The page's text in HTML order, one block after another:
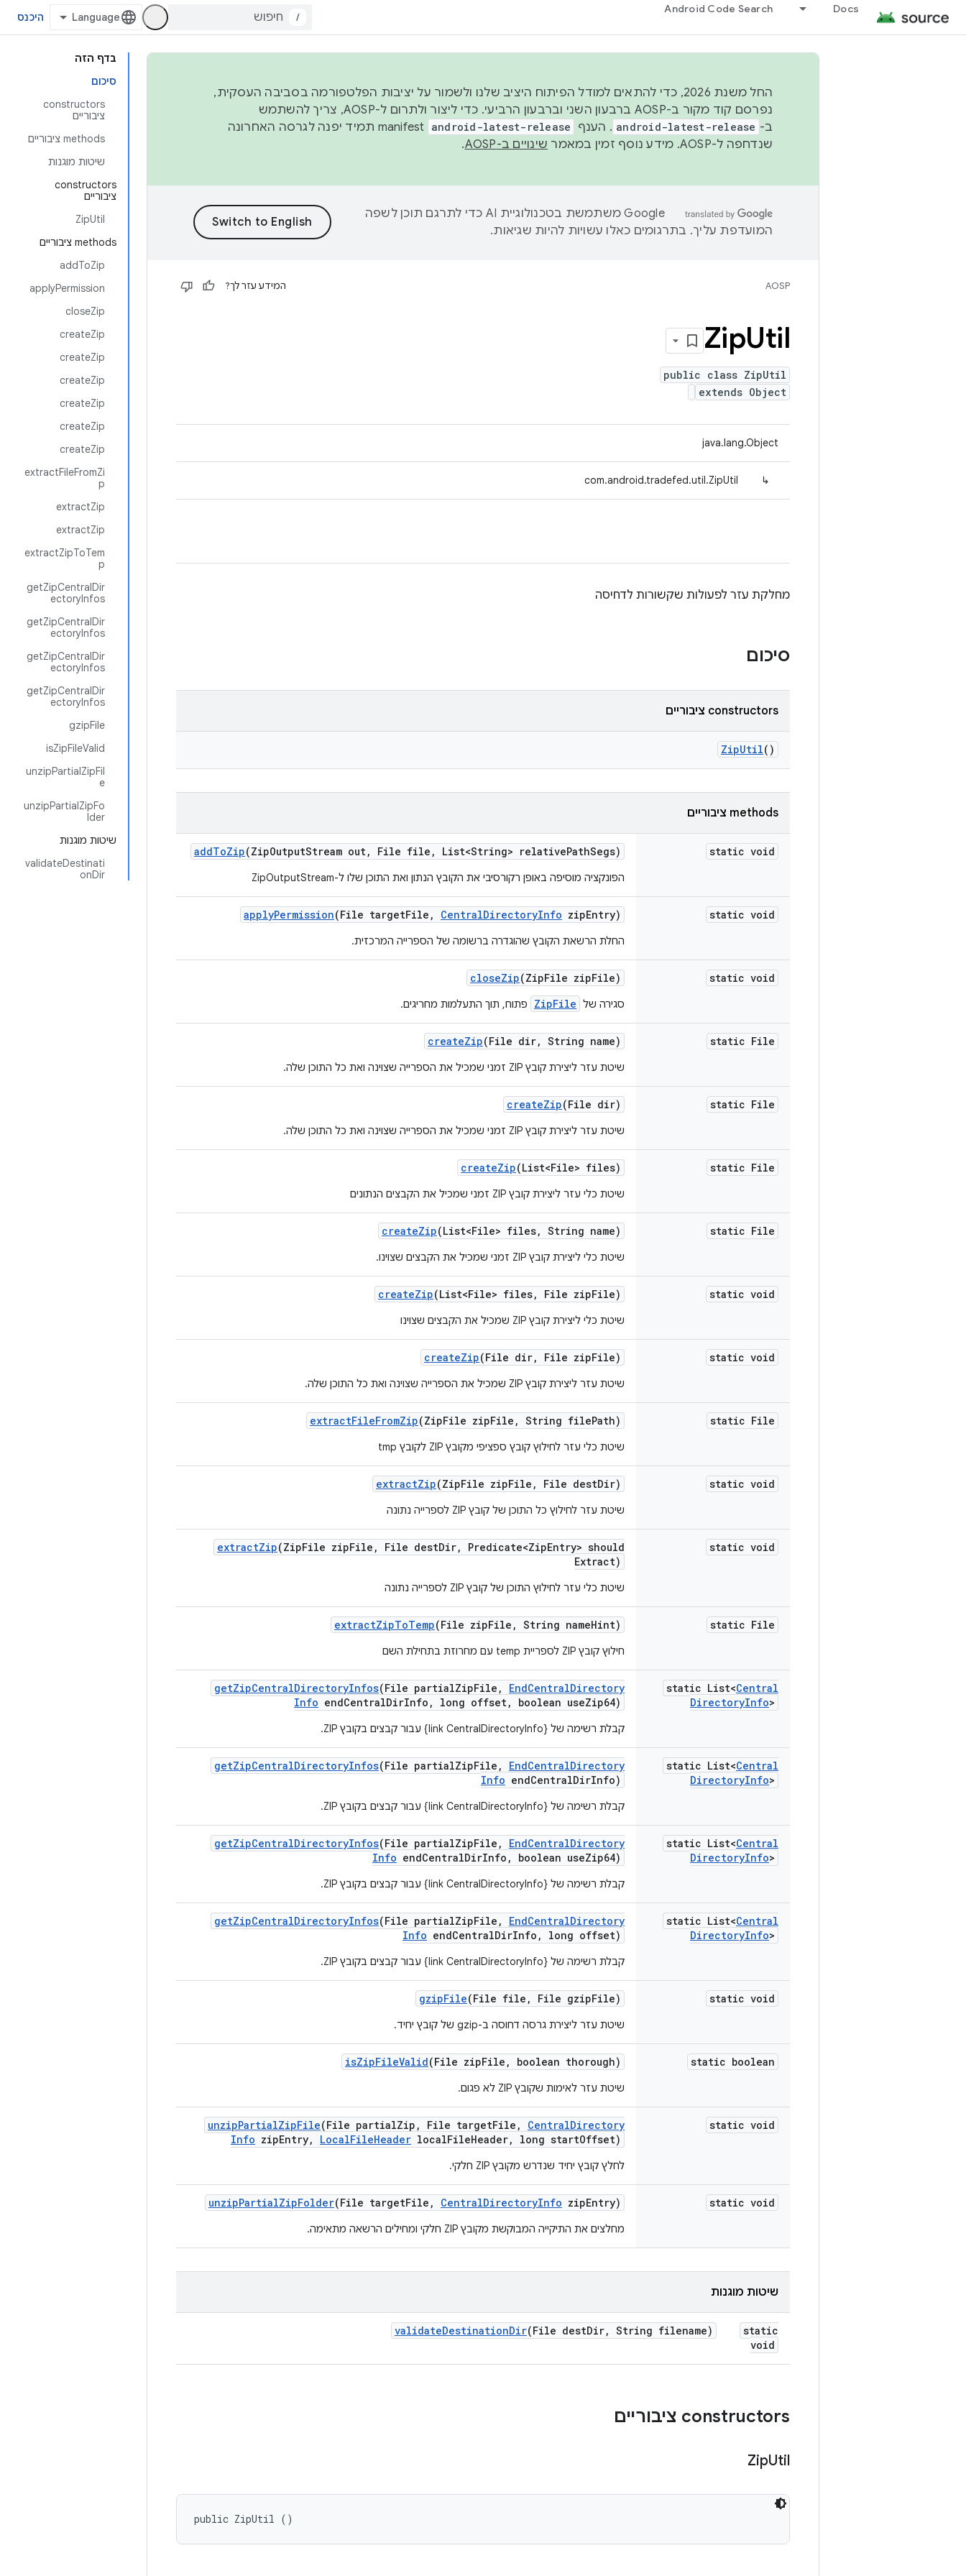
Docs
Android Code Search
/ היכנס
בדף הזה
סיכום
‫constructors
ציבוריים
‫methods ציבוריים
שיטות מוגנות
‫constructors
ציבוריים
ZipUtil
‫methods ציבוריים
addToZip
applyPermission
closeZip
createZip
createZip
createZip
createZip
createZip
createZip
extractFileFromZi
p
extractZip
extractZip
extractZipToTem
p
getZipCentralDir
ectoryInfos
getZipCentralDir
ectoryInfos
getZipCentralDir
ectoryInfos
getZipCentralDir
ectoryInfos
gzipFile
isZipFileValid
unzipPartialZipFil
e
unzipPartialZipFo
lder
שיטות מוגנות
validateDestinati
onDir
החל משנת 2026, כדי להתאים למודל הפיתוח היציב שלנו ולשמור על יציבות הפלטפורמה בסביבה העסקית,
נפרסם קוד מקור ב-AOSP ברבעון השני וברבעון הרביעי. כדי ליצור ולתרום ל-AOSP, צריך להשתמש
ב- android-latest-release . הענף android-latest-release
manifest תמיד יפנה לגרסה האחרונה
שנדחפה ל-AOSP. מידע נוסף זמין במאמר
שינויים ב-AOSP .
‫Google משתמשת בטכנולוגיית AI כדי לתרגם תוכן לשפה
המועדפת עליך. בתרגומים כאלו עשויות להיות שגיאות.
AOSP המידע עזר לך?
ZipUtil
public class ZipUtil
extends Object
java.lang.Object
↳
com.android.tradefed.util.ZipUtil
מחלקת עזר לפעולות שקשורות לדחיסה
סיכום
‫constructors ציבוריים
ZipUtil()
‫methods ציבוריים
static void
addToZip(ZipOutputStream out, File file , List<String> relativePathSegs)
הפונקציה מוסיפה באופן רקורסיבי את הקובץ הנתון ואת התוכן שלו ל-ZipOutputStream
static void
applyPermission(File targetFile , CentralDirectoryInfo zipEntry)
החלת הרשאת הקובץ שהוגדרה ברשומה של הספרייה המרכזית.
static void
closeZip(ZipFile zipFile)
סגירה של ZipFile פתוח, תוך התעלמות מחריגים.
static File
createZip(File dir, String name)
שיטת עזר ליצירת קובץ ZIP זמני שמכיל את הספרייה שצוינה ואת כל התוכן שלה.
static File
createZip(File dir)
שיטת עזר ליצירת קובץ ZIP זמני שמכיל את הספרייה שצוינה ואת כל התוכן שלה.
static File
createZip(List<File> files)
שיטת כלי עזר ליצירת קובץ ZIP זמני שמכיל את הקבצים הנתונים
static File
createZip(List<File> files, String name)
שיטת כלי ליצירת קובץ ZIP זמני שמכיל את הקבצים שצוינו.
static void
createZip(List<File> files, File zipFile)
שיטת כלי ליצירת קובץ ZIP שמכיל את הקבצים שצוינו
static void
createZip(File dir, File zipFile)
שיטת עזר ליצירת קובץ ZIP שמכיל את הספרייה שצוינה ואת כל התוכן שלה.
static File
extractFileFromZip(ZipFile zipFile , String filePath)
שיטת כלי עזר לחילוץ קובץ ספציפי מקובץ ZIP לקובץ tmp
static void
extractZip(ZipFile zipFile , File destDir)
שיטת עזר לחילוץ כל התוכן של קובץ ZIP לספרייה נתונה
static void
extractZip(ZipFile zipFile , File destDir, Predicate<ZipEntry> should
Extract)
שיטת כלי עזר לחילוץ התוכן של קובץ ZIP לספרייה נתונה
static File
extractZipToTemp(File zipFile , String nameHint)
חילוץ קובץ ZIP לספריית temp עם מחרוזת בתחילת השם
static List<Central
DirectoryInfo>
getZipCentralDirectoryInfos(File partialZipFile , EndCentralDirectory
Info endCentralDirInfo , long offset, boolean useZip64)
קבלת רשימה של {link CentralDirectoryInfo} עבור קבצים בקובץ ZIP.
static List<Central
DirectoryInfo>
getZipCentralDirectoryInfos(File partialZipFile , EndCentralDirectory
Info endCentralDirInfo)
קבלת רשימה של {link CentralDirectoryInfo} עבור קבצים בקובץ ZIP.
static List<Central
DirectoryInfo>
getZipCentralDirectoryInfos(File partialZipFile , EndCentralDirectory
Info endCentralDirInfo , boolean useZip64)
קבלת רשימה של {link CentralDirectoryInfo} עבור קבצים בקובץ ZIP.
static List<Central
DirectoryInfo>
getZipCentralDirectoryInfos(File partialZipFile , EndCentralDirectory
Info endCentralDirInfo , long offset)
קבלת רשימה של {link CentralDirectoryInfo} עבור קבצים בקובץ ZIP.
static void
gzipFile(File file , File gzipFile)
שיטת עזר ליצירת גרסה דחוסה ב-gzip של קובץ יחיד.
static boolean
isZipFileValid(File zipFile , boolean thorough)
שיטת עזר לאימות שקובץ ZIP לא פגום.
static void
unzipPartialZipFile(File partialZip , File targetFile , CentralDirectory
Info zipEntry, LocalFileHeader localFileHeader, long startOffset)
לחלץ קובץ יחיד שנדרש מקובץ ZIP חלקי.
static void
unzipPartialZipFolder(File targetFile , CentralDirectoryInfo zipEntry)
מחלצים את התיקייה המבוקשת מקובץ ZIP חלקי ומחילים הרשאה מתאימה.
שיטות מוגנות
static
void
validateDestinationDir(File destDir, String filename)
‫constructors ציבוריים
ZipUtil
public ZipUtil ()